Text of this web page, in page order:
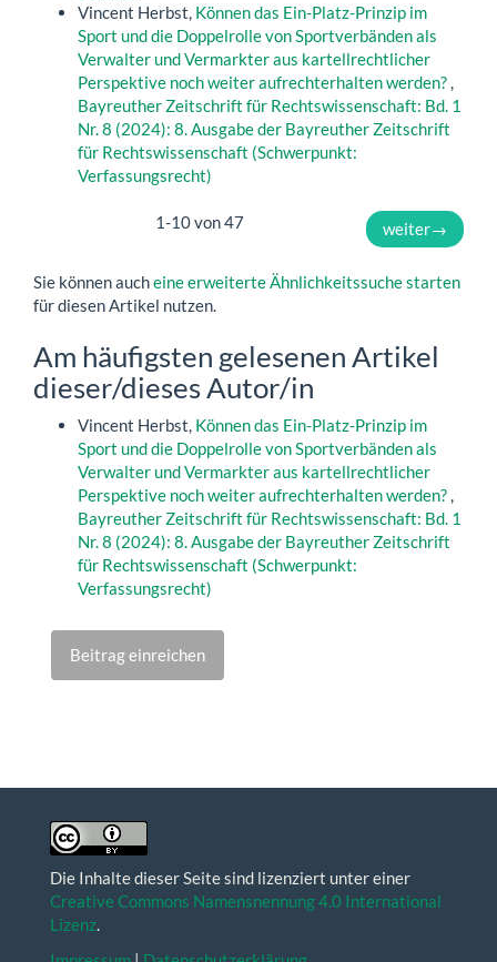
Vincent Herbst, Können das Ein-Platz-Prinzip im
Sport und die Doppelrolle von Sportverbänden als
Verwalter und Vermarkter aus kartellrechtlicher
Perspektive noch weiter aufrechterhalten werden?,
Bayreuther Zeitschrift für Rechtswissenschaft: Bd. 1
Nr. 8 (2024): 8. Ausgabe der Bayreuther Zeitschrift
für Rechtswissenschaft (Schwerpunkt:
Verfassungsrecht)
1-10 von 47 weiter→
Sie können aucheine erweiterte Ähnlichkeitssuche starten
für diesen Artikel nutzen.
Am häufigsten gelesenen Artikel
dieser/dieses Autor/in
Vincent Herbst, Können das Ein-Platz-Prinzip im
Sport und die Doppelrolle von Sportverbänden als
Verwalter und Vermarkter aus kartellrechtlicher
Perspektive noch weiter aufrechterhalten werden?,
Bayreuther Zeitschrift für Rechtswissenschaft: Bd. 1
Nr. 8 (2024): 8. Ausgabe der Bayreuther Zeitschrift
für Rechtswissenschaft (Schwerpunkt:
Verfassungsrecht)
Beitrag einreichen
Die Inhalte dieser Seite sind lizenziert unter einer
Creative Commons Namensnennung 4.0 International
Lizenz.